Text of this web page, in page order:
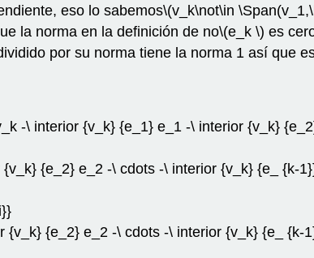
eso lo sabemos\(v_k\not\in
la norma en la definición de no\(e_k \) es
por su norma tiene la norma 1 así que
-\ interior {v_k} {e_1} e_1 -\ interior {v_k}
{e_2} e_2 -\ cdots -\ interior {v_k} {e_ {k-
{e_2} e_2 -\ cdots -\ interior {v_k} {e_ {k-